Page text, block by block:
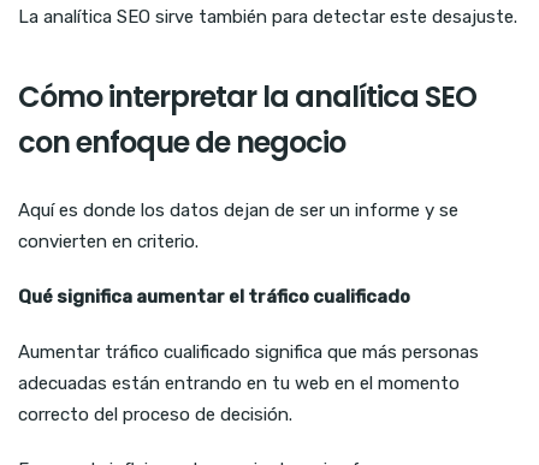
La analítica SEO sirve también para detectar este desajuste.
Cómo interpretar la analítica SEO
con enfoque de negocio
Aquí es donde los datos dejan de ser un informe y se
convierten en criterio.
Qué significa aumentar el tráfico cualificado
Aumentar tráfico cualificado significa que más personas
adecuadas están entrando en tu web en el momento
correcto del proceso de decisión.